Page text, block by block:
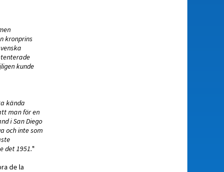
kronprins
kunde
kända
man för en
i San Diego
och inte som
det 1951."
de la